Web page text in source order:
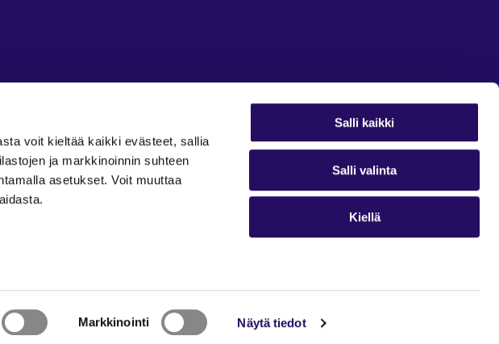
voit kieltää kaikki evästeet, sallia
ja markkinoinnin suhteen
asetukset. Voit muuttaa
Markkinointi Näytä tiedot
Salli kaikki
Salli valinta
Kiellä